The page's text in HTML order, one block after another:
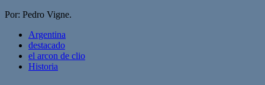
Por: Pedro Vigne.
Argentina
destacado
el arcon de clio
Historia